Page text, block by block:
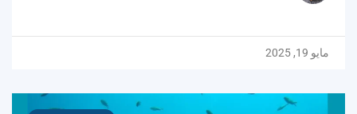
مايو 19, 2025